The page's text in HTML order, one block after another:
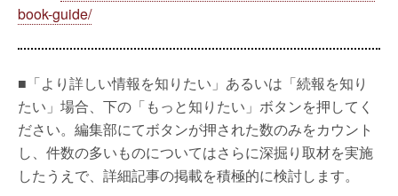
book-guide/
■「より詳しい情報を知りたい」あるいは「続報を知り
たい」場合、下の「もっと知りたい」ボタンを押してく
ださい。編集部にてボタンが押された数のみをカウント
し、件数の多いものについてはさらに深掘り取材を実施
したうえで、詳細記事の掲載を積極的に検討します。